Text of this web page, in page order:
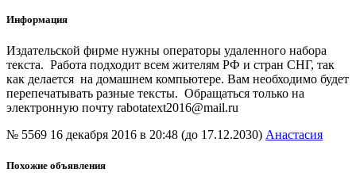
Информация
Издательской фирме нужны операторы удаленного набора
текста. Работа подходит всем жителям РФ и стран СНГ, так
как делается на домашнем компьютере. Вам необходимо будет
перепечатывать разные тексты. Обращаться только на
электронную почту rabotatext2016@mail.ru
№ 5569 16 декабря 2016 в 20:48 (до 17.12.2030) Анастасия
Похожие объявления